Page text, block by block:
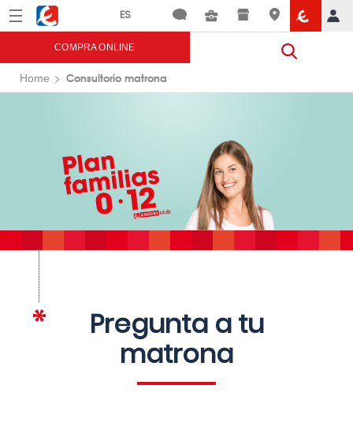
Menú Eroski
COMPRA ONLINE
Home Consultorio matrona
Pregunta a tu
matrona